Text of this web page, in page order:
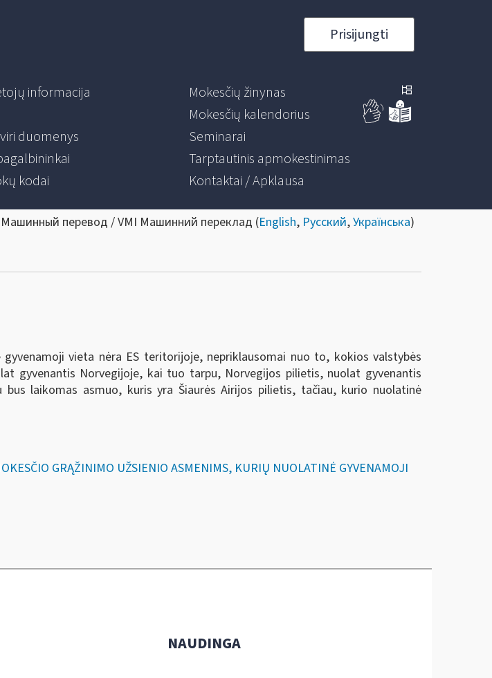
Prisijungti
informacija
duomenys
kodai
Mokesčių žinynas
Mokesčių kalendorius
Seminarai
Tarptautinis apmokestinimas
Kontaktai / Apklausa
перевод / VMI Машинний переклад (English, Русский,Українська)
vieta nėra ES teritorijoje, nepriklausomai nuo to, kokios valstybės
gyvenantis Norvegijoje, kai tuo tarpu, Norvegijos pilietis, nuolat gyvenantis
laikomas asmuo, kuris yra Šiaurės Airijos pilietis, tačiau, kurio nuolatinė
GRĄŽINIMO UŽSIENIO ASMENIMS, KURIŲ NUOLATINĖ GYVENAMOJI
NAUDINGA